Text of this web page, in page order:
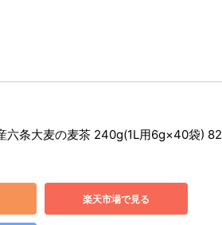
六条大麦の麦茶 240g(1L用6g×40袋) 82
楽天市場で見る